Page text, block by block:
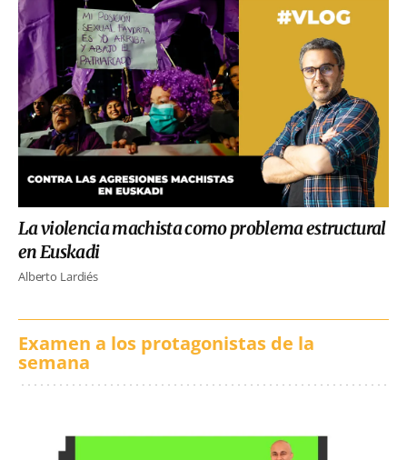
La violencia machista como problema estructural
en Euskadi
Alberto Lardiés
Examen a los protagonistas de la
semana